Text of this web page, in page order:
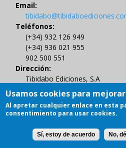
Email:
Teléfonos:
(+34) 932 126 949
(+34) 936 021 955
902 500 551
Dirección:
Tibidabo Ediciones, S.A
C/ Muntaner 479, 4º
08021 BARCELONA
Gestión de Derechos de
Usamos cookies para
Al apretar cualquier enlace en esta
consentimiento para usar cookies.
Sí, estoy de acuerdo No,